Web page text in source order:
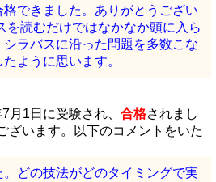
格できました。ありがとうござい
を読むだけではなかなか頭に入ら
シラバスに沿った問題を多数こな
ように思います。
月1日に受験され、 合格されまし
ざいます。以下のコメントをいた
どの技法がどのタイミングで実